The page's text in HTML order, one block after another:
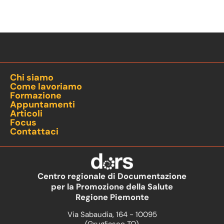
Chi siamo
Come lavoriamo
Formazione
Appuntamenti
Articoli
Focus
Contattaci
Centro regionale di Documentazione
per la Promozione della Salute
Regione Piemonte
Via Sabaudia, 164 - 10095